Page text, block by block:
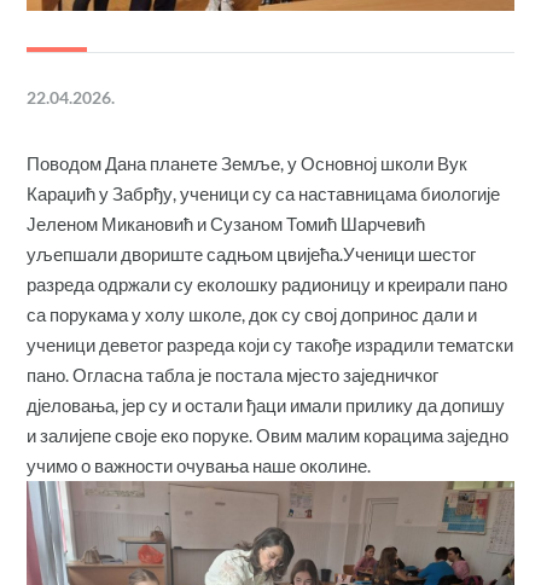
22.04.2026.
Поводом Дана планете Земље, у Основној школи Вук
Караџић у Забрђу, ученици су са наставницама биологије
Јеленом Микановић и Сузаном Томић Шарчевић
уљепшали двориште садњом цвијећа.Ученици шестог
разреда одржали су еколошку радионицу и креирали пано
са порукама у холу школе, док су свој допринос дали и
ученици деветог разреда који су такође израдили тематски
пано. Огласна табла је постала мјесто заједничког
дјеловања, јер су и остали ђаци имали прилику да допишу
и залијепе своје еко поруке. Овим малим корацима заједно
учимо о важности очувања наше околине.